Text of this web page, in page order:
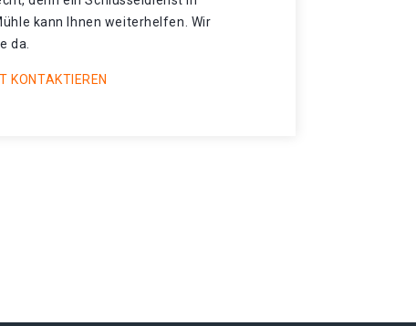
kann Ihnen weiterhelfen. Wir
da.
KONTAKTIEREN